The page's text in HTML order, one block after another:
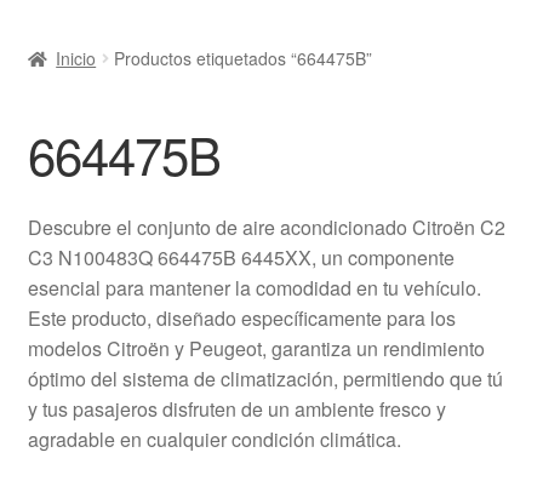
navegación
Carro
Contacto
Envío al mundo entero
Mi cuenta
Pagos
Inicio Productos etiquetados “664475B”
664475B
Descubre el conjunto de aire acondicionado Citroën C2
C3 N100483Q 664475B 6445XX, un componente
esencial para mantener la comodidad en tu vehículo.
Este producto, diseñado específicamente para los
modelos Citroën y Peugeot, garantiza un rendimiento
óptimo del sistema de climatización, permitiendo que tú
y tus pasajeros disfruten de un ambiente fresco y
agradable en cualquier condición climática.